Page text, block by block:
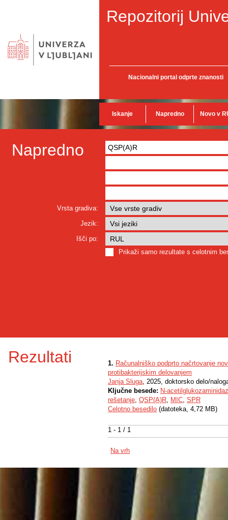
Repozitorij
Nacionalni portal odprte znanosti
Iskanje Napredno Novo v
Napredno
Vrsta gradiva:
Jezik:
Išči po:
Prikaži samo rezultate s celotnim
Rezultati
1 - 1 / 1
1. Računalniško podprto načrtovanje
protibakterijskim delovanjem
Janja Sluga, 2025, doktorsko delo/
Ključne besede: N-
rešetanje, QSP(A)R, MIC, SPR
Celotno besedilo (datoteka, 4,72 MB)
Na vrh